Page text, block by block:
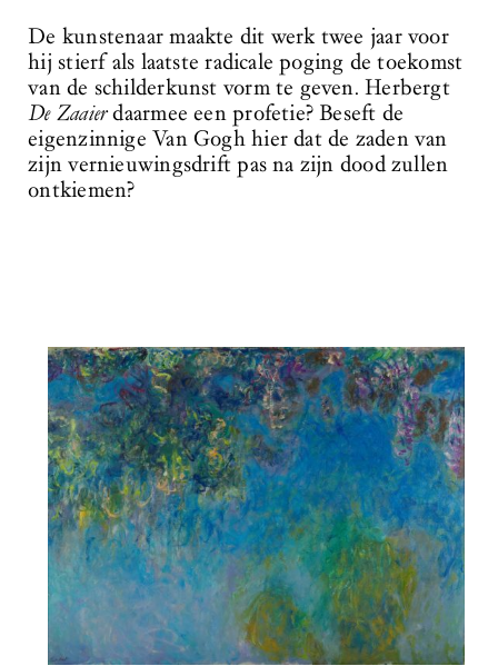
De kunstenaar maakte dit werk twee jaar voor
hij stierf als laatste radicale poging de toekomst
van de schilderkunst vorm te geven. Herbergt
De Zaaierdaarmee een profetie? Beseft de
eigenzinnige Van Gogh hier dat de zaden van
zijn vernieuwingsdrift pas na zijn dood zullen
ontkiemen?